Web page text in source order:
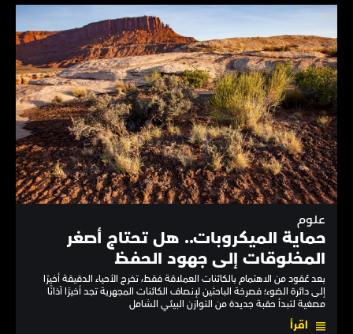
علوم
حماية الميكروبات.. هل تحتاج أصغر
المخلوقات إلى جهود الحفظ
بعد عُقود من الاهتمام بالكائنات العملاقة فقط، تخرج الأحياء الدقيقة أخيرًا
إلى دائرة الضوء؛ فصرخة الباحثين لإنصاف الكائنات المجهرية تجد أخيرًا آذانًا
مصغية لتبدأ حقبة جديدة من التوازن البيئي الشامل
اقرأ